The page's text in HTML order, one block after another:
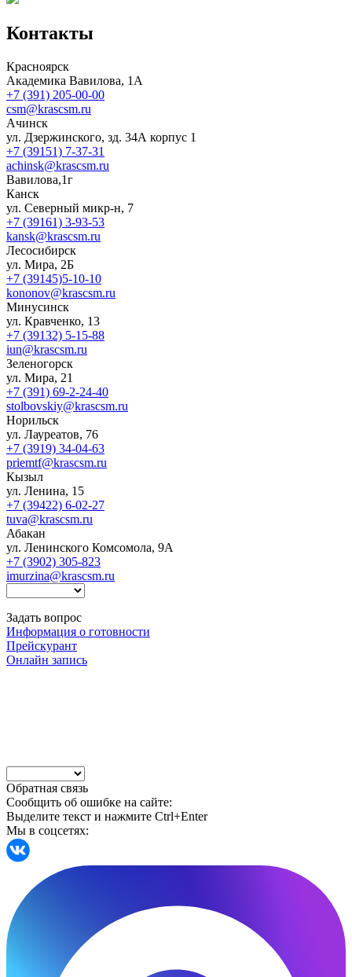
Контакты
Красноярск
Академика Вавилова, 1А
+7 (391) 205-00-00
csm@krascsm.ru
Ачинск
ул. Дзержинского, зд. 34А корпус 1
+7 (39151) 7-37-31
achinsk@krascsm.ru
Вавилова,1г
Канск
ул. Северный микр-н, 7
+7 (39161) 3-93-53
kansk@krascsm.ru
Лесосибирск
ул. Мира, 2Б
+7 (39145)5-10-10
kononov@krascsm.ru
Минусинск
ул. Кравченко, 13
+7 (39132) 5-15-88
iun@krascsm.ru
Зеленогорск
ул. Мира, 21
+7 (391) 69-2-24-40
stolbovskiy@krascsm.ru
Норильск
ул. Лауреатов, 76
+7 (3919) 34-04-63
priemtf@krascsm.ru
Кызыл
ул. Ленина, 15
+7 (39422) 6-02-27
tuva@krascsm.ru
Абакан
ул. Ленинского Комсомола, 9А
+7 (3902) 305-823
imurzina@krascsm.ru
Задать вопрос
Информация о готовности
Прейскурант
Онлайн запись
Обратная связь
Сообщить об ошибке на сайте:
Выделите текст и нажмите Ctrl+Enter
Мы в соцсетях: